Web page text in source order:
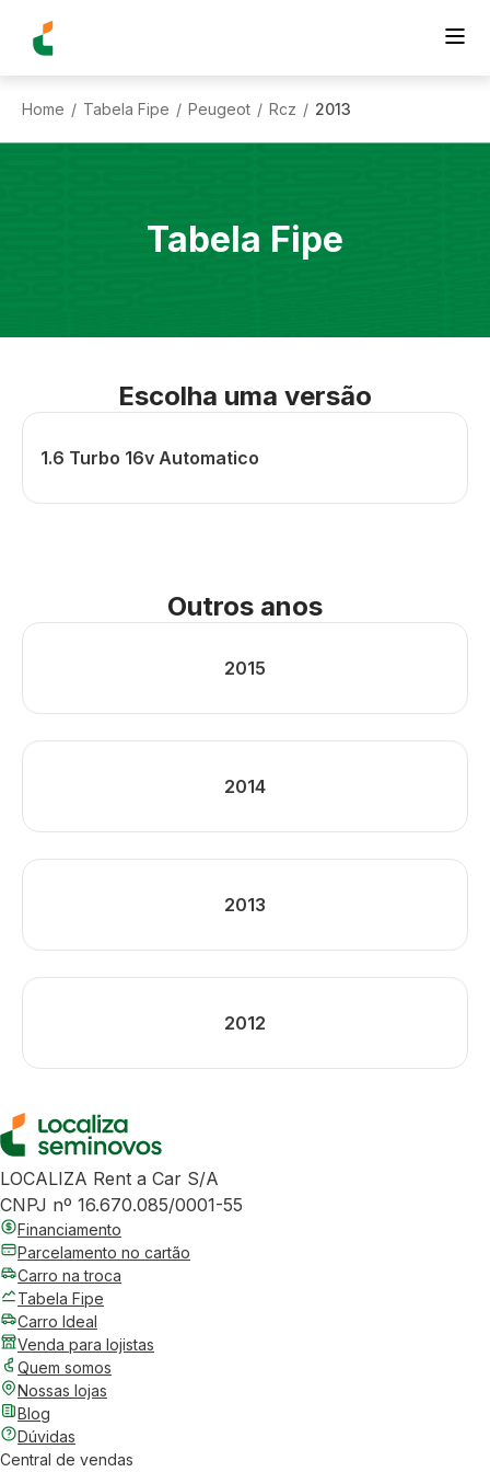
Home / Tabela Fipe / Peugeot / Rcz / 2013
Tabela Fipe
Escolha uma versão
1.6 Turbo 16v Automatico
Outros anos
2015
2014
2013
2012
LOCALIZA Rent a Car S/A
CNPJ nº 16.670.085/0001-55
Financiamento
Parcelamento no cartão
Carro na troca
Tabela Fipe
Carro Ideal
Venda para lojistas
Quem somos
Nossas lojas
Blog
Dúvidas
Central de vendas